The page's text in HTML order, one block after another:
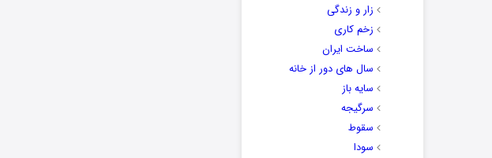
زار و زندگی
زخم کاری
ساخت ایران
سال های دور از خانه
سایه باز
سرگیجه
سقوط
سودا